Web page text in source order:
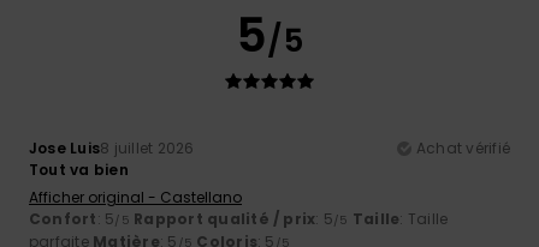
5/5
Jose Luis8 juillet 2026
Achat vérifié
Tout va bien
Afficher original - Castellano
Confort: 5/5 Rapport qualité / prix: 5/5 Taille: Taille
parfaite Matière: 5 /5 Coloris: 5 /5